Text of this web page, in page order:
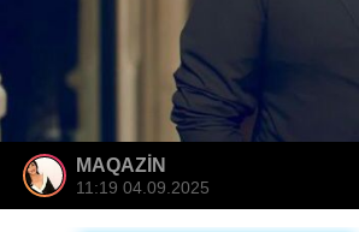
MAQAZİN
11:19 04.09.2025